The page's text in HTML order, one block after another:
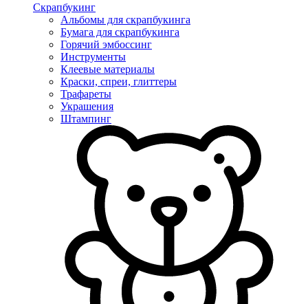
Скрапбукинг
Альбомы для скрапбукинга
Бумага для скрапбукинга
Горячий эмбоссинг
Инструменты
Клеевые материалы
Краски, спреи, глиттеры
Трафареты
Украшения
Штампинг